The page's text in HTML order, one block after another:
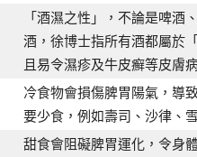
「酒濕之性」，不論是啤酒
酒，徐博士指所有酒都屬於
且易令濕疹及牛皮癬等皮膚
冷食物會損傷脾胃陽氣，導
要少食，例如壽司、沙律、
甜食會阻礙脾胃運化，令身